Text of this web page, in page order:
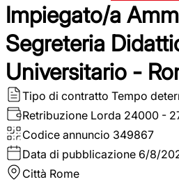
Impiegato/a
Segreteria
Universitario -
Tipo di contratto Tempo
Retribuzione Lorda 24000 -
Codice annuncio 349867
Data di pubblicazione 6/8/
Città Rome